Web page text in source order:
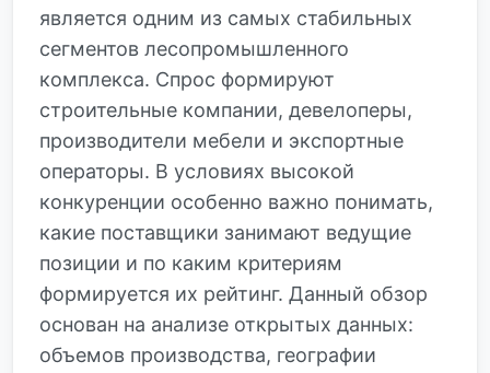
является одним из самых стабильных
сегментов лесопромышленного
комплекса. Спрос формируют
строительные компании, девелоперы,
производители мебели и экспортные
операторы. В условиях высокой
конкуренции особенно важно понимать,
какие поставщики занимают ведущие
позиции и по каким критериям
формируется их рейтинг. Данный обзор
основан на анализе открытых данных:
объемов производства, географии